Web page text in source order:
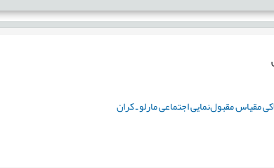
مقیاس مقبول‌نمایی اجتماعی مارلو ـ کران